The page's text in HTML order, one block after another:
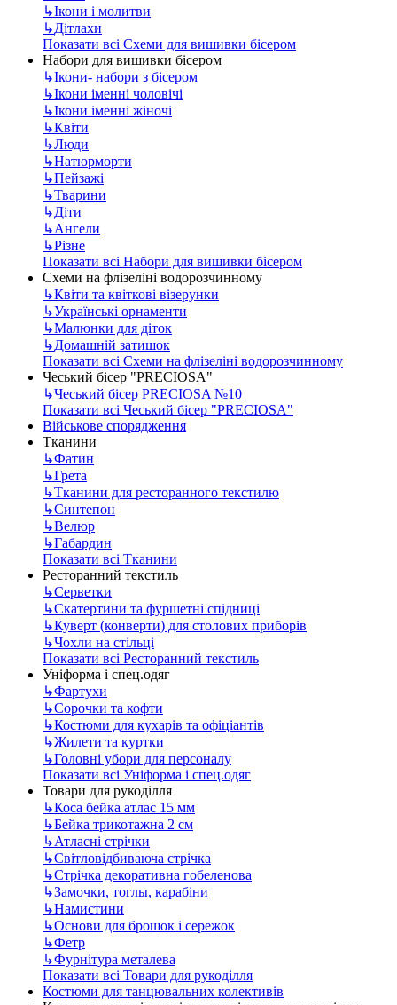
↳Ікони і молитви
↳Дітлахи
Показати всі Схеми для вишивки бісером
Набори для вишивки бісером
↳Ікони- набори з бісером
↳Ікони іменні чоловічі
↳Ікони іменні жіночі
↳Квіти
↳Люди
↳Натюрморти
↳Пейзажі
↳Тварини
↳Діти
↳Ангели
↳Різне
Показати всі Набори для вишивки бісером
Схеми на флізеліні водорозчинному
↳Квіти та квіткові візерунки
↳Українські орнаменти
↳Малюнки для діток
↳Домашній затишок
Показати всі Схеми на флізеліні водорозчинному
Чеський бісер "PRECIOSA"
↳Чеський бісер PRECIOSA №10
Показати всі Чеський бісер "PRECIOSA"
Військове спорядження
Тканини
↳Фатин
↳Грета
↳Тканини для ресторанного текстилю
↳Синтепон
↳Велюр
↳Габардин
Показати всі Тканини
Ресторанний текстиль
↳Серветки
↳Скатертини та фуршетні спідниці
↳Куверт (конверти) для столових приборів
↳Чохли на стільці
Показати всі Ресторанний текстиль
Уніформа і спец.одяг
↳Фартухи
↳Сорочки та кофти
↳Костюми для кухарів та офіціантів
↳Жилети та куртки
↳Головні убори для персоналу
Показати всі Уніформа і спец.одяг
Товари для рукоділля
↳Коса бейка атлас 15 мм
↳Бейка трикотажна 2 см
↳Атласні стрічки
↳Світловідбиваюча стрічка
↳Стрічка декоративна гобеленова
↳Замочки, тоглы, карабіни
↳Намистини
↳Основи для брошок і сережок
↳Фетр
↳Фурнітура металева
Показати всі Товари для рукоділля
Костюми для танцювальних колективів